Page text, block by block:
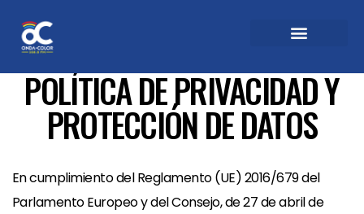
POLÍTICA DE PRIVACIDAD Y
PROTECCIÓN DE DATOS
En cumplimiento del Reglamento (UE) 2016/679 del
Parlamento Europeo y del Consejo, de 27 de abril de